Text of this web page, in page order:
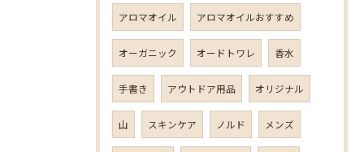
アロマオイル アロマオイルおすすめ
オーガニック オードトワレ 香水
手書き アウトドア用品 オリジナル
山 スキンケア ノルド メンズ